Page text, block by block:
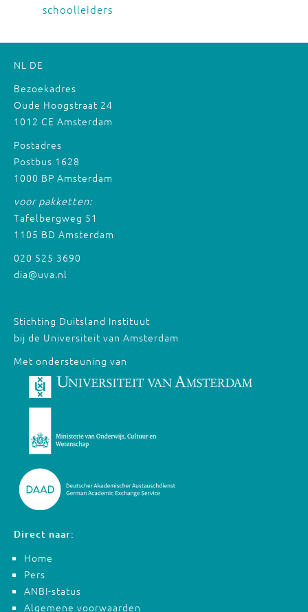
schoolleiders
NL DE
Bezoekadres
Oude Hoogstraat 24
1012 CE Amsterdam
Postadres
Postbus 1628
1000 BP Amsterdam
voor pakketten:
Tafelbergweg 51
1105 BD Amsterdam
020 525 3690
dia@uva.nl
Stichting Duitsland Instituut
bij de Universiteit van Amsterdam
Met ondersteuning van
Direct naar:
Home
Pers
ANBI-status
Algemene voorwaarden